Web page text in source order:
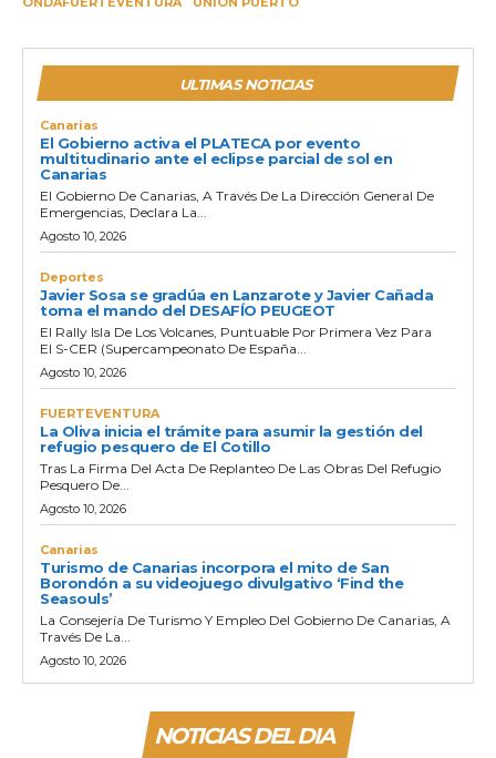
ULTIMAS NOTICIAS
Canarias
El Gobierno activa el PLATECA por evento
multitudinario ante el eclipse parcial de sol en
Canarias
El Gobierno De Canarias, A Través De La Dirección General De
Emergencias, Declara La...
Agosto 10, 2026
Deportes
Javier Sosa se gradúa en Lanzarote y Javier Cañada
toma el mando del DESAFÍO PEUGEOT
El Rally Isla De Los Volcanes, Puntuable Por Primera Vez Para
El S-CER (Supercampeonato De España...
Agosto 10, 2026
FUERTEVENTURA
La Oliva inicia el trámite para asumir la gestión del
refugio pesquero de El Cotillo
Tras La Firma Del Acta De Replanteo De Las Obras Del Refugio
Pesquero De...
Agosto 10, 2026
Canarias
Turismo de Canarias incorpora el mito de San
Borondón a su videojuego divulgativo ‘Find the
Seasouls’
La Consejería De Turismo Y Empleo Del Gobierno De Canarias, A
Través De La...
Agosto 10, 2026
NOTICIAS DEL DIA